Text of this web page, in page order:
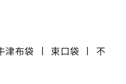
津布袋 | 束口袋 | 不